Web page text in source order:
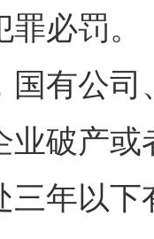
必罚。
国有公
业破产
三年以